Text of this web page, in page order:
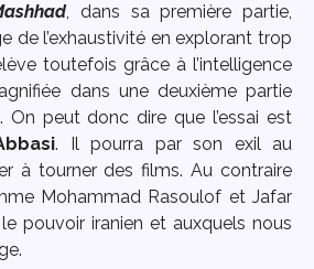
, dans sa première partie,
de l’exhaustivité en explorant trop
toutefois grâce à l’intelligence
dans une deuxième partie
On peut donc dire que l’essai est
. Il pourra par son exil au
à tourner des films. Au contraire
Mohammad Rasoulof et Jafar
pouvoir iranien et auxquels nous